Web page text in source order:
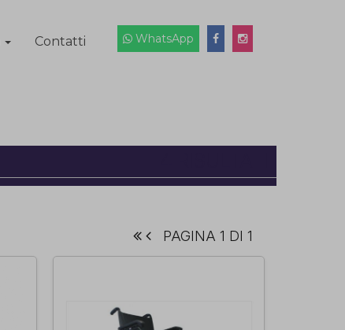
Contatti WhatsApp
PAGINA 1 DI 1